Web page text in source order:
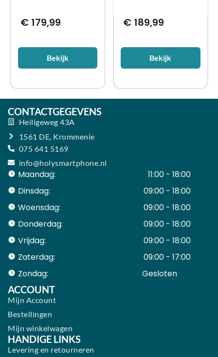
€179,99
Bekijk
€ 189,99
Bekijk
CONTACTGEGEVENS
Heiligeweg 43A
1561 DE, Krommenie
075 641 5169
info@holysmartphone.nl
Maandag:
11:00 - 18:00
Dinsdag:
09:00 - 18:00
Woensdag:
09:00 - 18:00
Donderdag:
09:00 - 18:00
Vrijdag:
09:00 - 18:00
Zaterdag:
09:00 - 17:00
Zondag:
Gesloten ​ ​ ​ ​ ​ ​ ​
ACCOUNT
Mijn Account
Bestellingen
Mijn winkelwagen
HANDIGE LINKS
Levering en retourneren